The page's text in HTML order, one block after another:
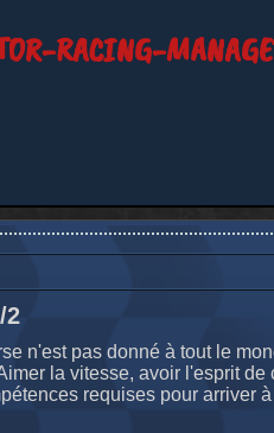
RACING-
2
n'est pas donné à tout le
la vitesse, avoir l'esprit de
requises pour arriver